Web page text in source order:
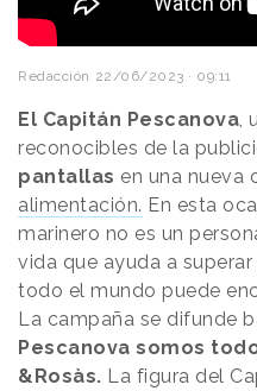
Redacción 22/06/2023 · 09:11
El Capitán Pescanova,
reconocibles de la
pantallas en una nueva
alimentación. En esta
marinero no es un
vida que ayuda a
todo el mundo puede
La campaña se difunde
Pescanova somos
&Rosàs. La figura del